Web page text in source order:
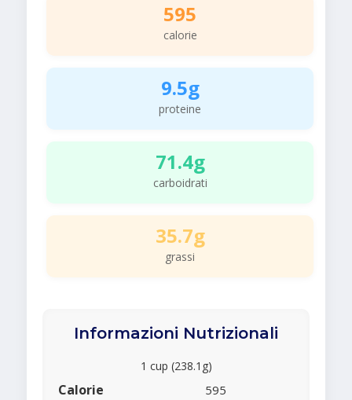
595
calorie
9.5g
proteine
71.4g
carboidrati
35.7g
grassi
Informazioni Nutrizionali
1 cup (238.1g)
Calorie 595